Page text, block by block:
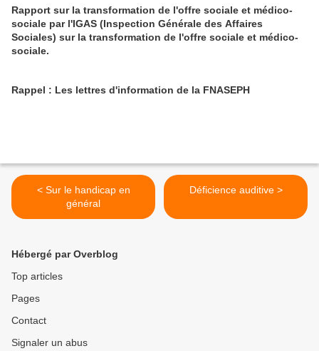
Rapport sur la transformation de l'offre sociale et médico-
sociale par l'IGAS (Inspection Générale des Affaires
Sociales) sur la transformation de l'offre sociale et médico-
sociale.
Rappel : Les lettres d'information de la FNASEPH
< Sur le handicap en
général
Déficience auditive >
Hébergé par Overblog
Top articles
Pages
Contact
Signaler un abus